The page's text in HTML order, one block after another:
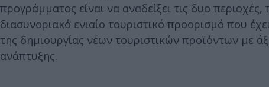
προγράμματος είναι να αναδείξει τις δυο
διασυνοριακό ενιαίο τουριστικό προορισμό που
της δημιουργίας νέων τουριστικών προϊόντων με
ανάπτυξης.